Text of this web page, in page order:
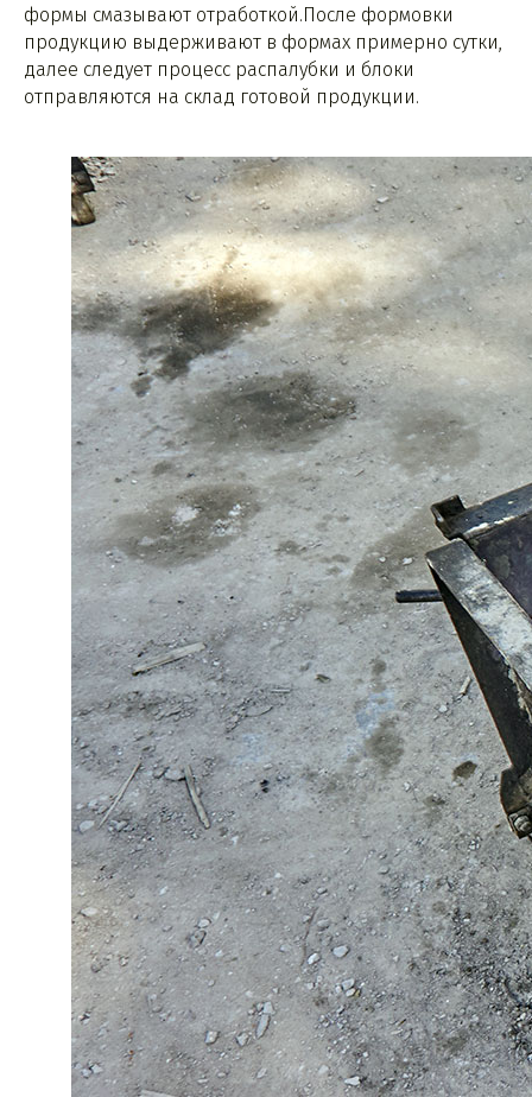
формы смазывают отработкой.После формовки
продукцию выдерживают в формах примерно сутки,
далее следует процесс распалубки и блоки
отправляются на склад готовой продукции.